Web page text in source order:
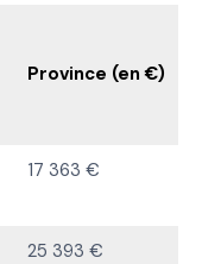
Province (en €)
17 363 €
25 393 €